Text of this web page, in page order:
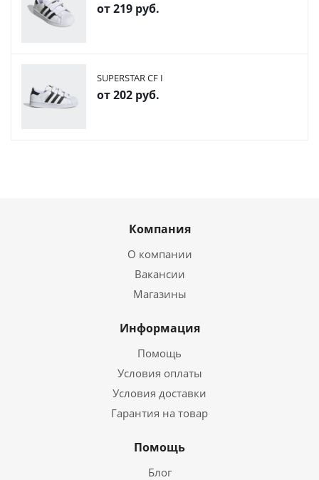
от219 руб.
SUPERSTAR CF I
от202 руб.
Компания
О компании
Вакансии
Магазины
Информация
Помощь
Условия оплаты
Условия доставки
Гарантия на товар
Помощь
Блог